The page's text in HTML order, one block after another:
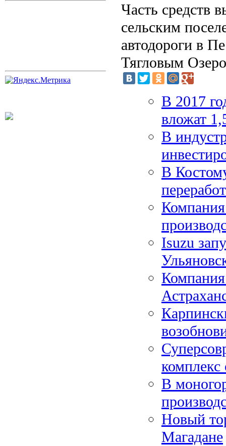
Часть средств
сельским
автодороги в
Тягловым
В 2017
вложат
В
В
Isuzu
комплекс
В
Новый
Магадане